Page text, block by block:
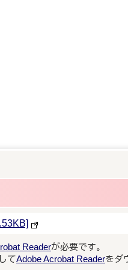
Readerが必要です。
てAdobe Acrobat Readerをダ